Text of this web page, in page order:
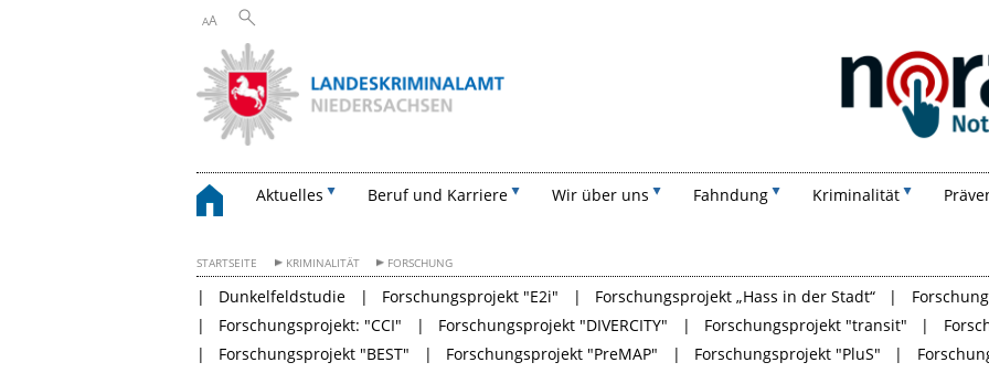
AA
Aktuelles Beruf und Karriere Wir über uns Fahndung Kriminalität
STARTSEITE KRIMINALITÄT FORSCHUNG
Dunkelfeldstudie Forschungsprojekt "E2i" Forschungsprojekt „Hass in der Stadt“
Forschungsprojekt: "CCI"
Forschungsprojekt "DIVERCITY" Forschungsprojekt "transit"
Forschungsprojekt "BEST"
Forschungsprojekt "PreMAP" Forschungsprojekt "PluS"